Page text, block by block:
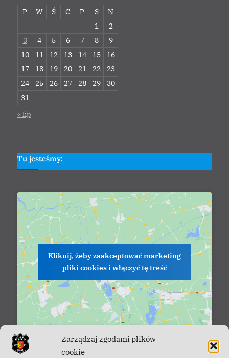
Zarządzaj zgodami plików
cookie
P
W Ś C P S
N
1
2
3
4 5 6 7 8
9
10
11 12 13 14 15
16
17
18 19 20 21 22
23
24
25 26 27 28 29
30
31
« lip
Tu jesteśmy:
Kliknij, żeby zaakceptować marketing
pliki cookies i włączyć tę treść